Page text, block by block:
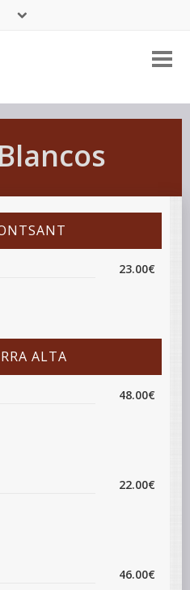
23.00€
ALTA
48.00€
22.00€
46.00€